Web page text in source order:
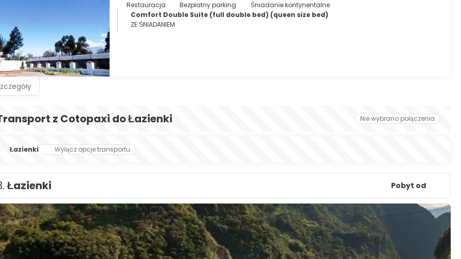
Restauracja
Bezpłatny parking
Śniadanie kontynentalne
Comfort Double Suite (full double bed) (queen size bed)
ZE ŚNIADANIEM
z Cotopaxi do Łazienki Nie wybrano połączenia
Łazienki Wyłącz opcje transportu
Łazienki Pobyt od